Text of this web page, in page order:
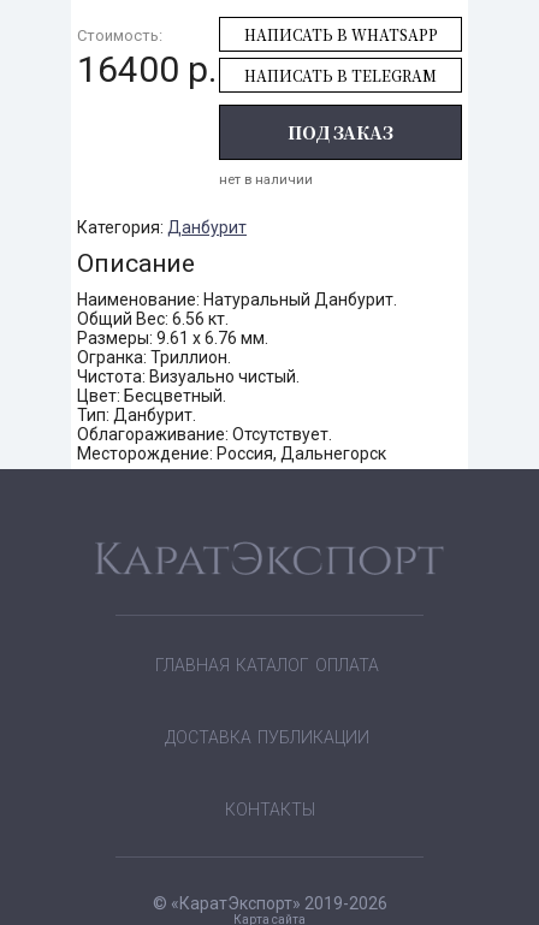
Стоимость:
16400 р.
НАПИСАТЬ В WHATSAPP
НАПИСАТЬ В TELEGRAM
ПОД ЗАКАЗ
нет в наличии
Категория: Данбурит
Описание
Наименование: Натуральный Данбурит.
Общий Вес: 6.56 кт.
Размеры: 9.61 х 6.76 мм.
Огранка: Триллион.
Чистота: Визуально чистый.
Цвет: Бесцветный.
Тип: Данбурит.
Облагораживание: Отсутствует.
Месторождение: Россия, Дальнегорск
ГЛАВНАЯ КАТАЛОГ ОПЛАТА
ДОСТАВКА ПУБЛИКАЦИИ
КОНТАКТЫ
© «КаратЭкспорт» 2019-2026
Карта сайта